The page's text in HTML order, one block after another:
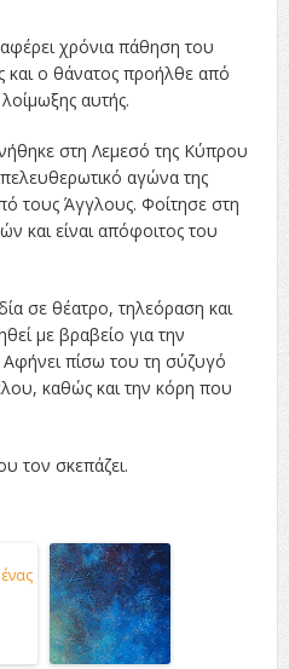
χρόνια πάθηση του
και ο θάνατος προήλθε από
αυτής.
στη Λεμεσό της Κύπρου
αγώνα της
τους Άγγλους. Φοίτησε στη
και είναι απόφοιτος του
σε θέατρο, τηλεόραση και
με βραβείο για την
πίσω του τη σύζυγό
καθώς και την κόρη που
τον σκεπάζει.